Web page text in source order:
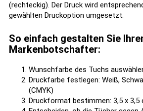
(rechteckig). Der Druck wird
gewählten Druckoption umgesetzt.
So einfach gestalten Sie
Markenbotschafter:
Wunschfarbe des Tuchs
Druckfarbe festlegen: Weiß,
(CMYK)
Druckformat bestimmen: 3,5 x 3,5